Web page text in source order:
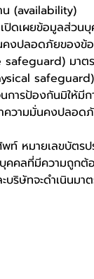
(availability)
ดเผยข้อมูลส่วน
คงปลอดภัยของข้
safeguard) มาต
safeguard)
ารป้องกันมิให้มีก
ความมั่นคงปลอด
หมายเลขบัตรป
คคลที่มีความถูกต้
บริษัทจะดำเนินมา